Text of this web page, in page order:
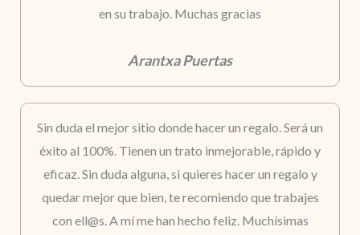
en su trabajo. Muchas gracias
Arantxa Puertas
Sin duda el mejor sitio donde hacer un regalo. Será un
éxito al 100%. Tienen un trato inmejorable, rápido y
eficaz. Sin duda alguna, si quieres hacer un regalo y
quedar mejor que bien, te recomiendo que trabajes
con ell@s. A mí me han hecho feliz. Muchísimas